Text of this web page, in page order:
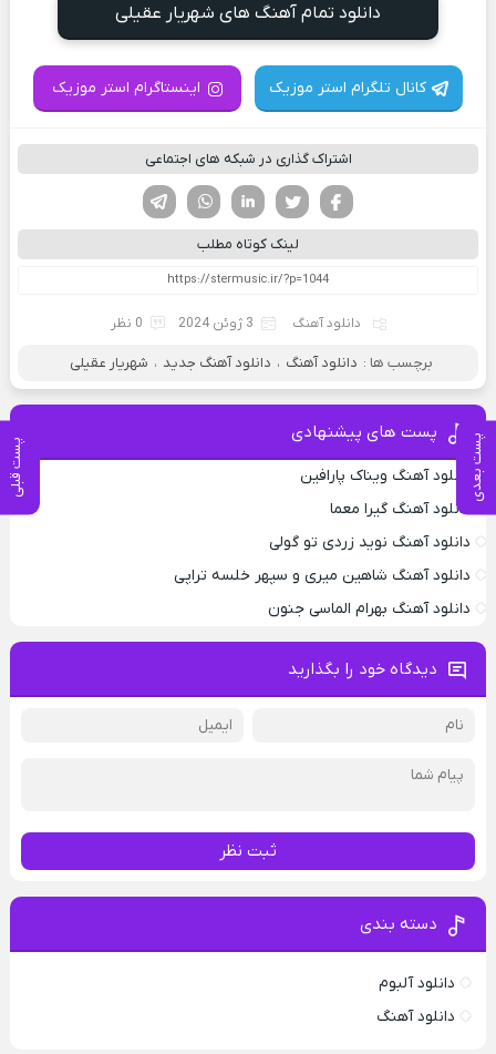
پست بعدی پست قبلی
دانلود تمام آهنگ های شهریار عقیلی
کانال تلگرام استر موزیک اینستاگرام استر موزیک
اشتراک گذاری در شبکه های اجتماعی
لینکدین تویتر
فیسوک
لینک کوتاه مطلب
دانلود آهنگ 3 ژوئن 2024 0 نظر
برچسب ها : دانلود آهنگ ، دانلود آهنگ جدید ، شهریار عقیلی
پست های پیشنهادی
دانلود آهنگ ویناک پارافین
دانلود آهنگ گیرا معما
دانلود آهنگ نوید زردی تو گولی
دانلود آهنگ شاهین میری و سپهر خلسه تراپی
دانلود آهنگ بهرام الماسی جنون
دیدگاه خود را بگذارید
ثبت نظر
دسته بندی
دانلود آلبوم
دانلود آهنگ